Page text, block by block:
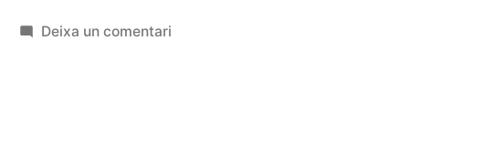
Deixa un comentaria